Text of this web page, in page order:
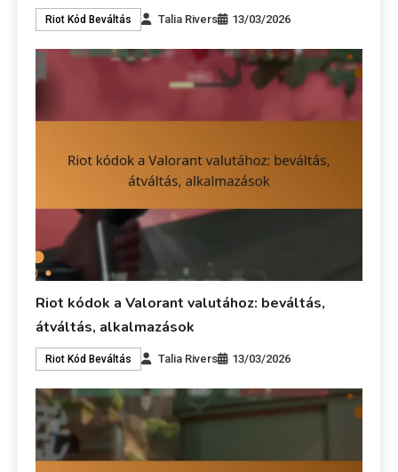
Riot Kód Beváltás Talia Rivers 13/03/2026
Riot kódok a Valorant valutához: beváltás,
átváltás, alkalmazások
Riot Kód Beváltás Talia Rivers 13/03/2026